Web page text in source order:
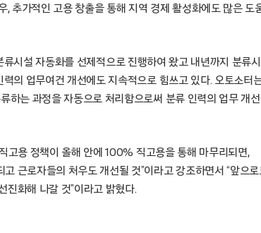
추가적인 고용 창출을 통해 지역 경제 활성화에도 많은 도
시설 자동화를 선제적으로 진행하여 왔고 내년까지 분류
의 업무여건 개선에도 지속적으로 힘쓰고 있다. 오토소터
하는 과정을 자동으로 처리함으로써 분류 인력의 업무 개선
고용 정책이 올해 안에 100% 직고용을 통해 마무리되면,
근로자들의 처우도 개선될 것”이라고 강조하면서 “앞으로
진화해 나갈 것”이라고 밝혔다.